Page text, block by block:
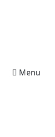
Menu